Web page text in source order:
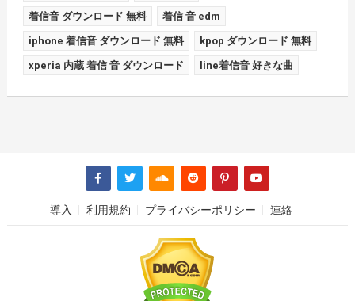
着信音 ダウンロード 無料 着信 音 edm
iphone 着信音 ダウンロード 無料 kpop ダウンロード 無料
xperia 内蔵 着信 音 ダウンロード line着信音 好きな曲
導入 利用規約 プライバシーポリシー 連絡